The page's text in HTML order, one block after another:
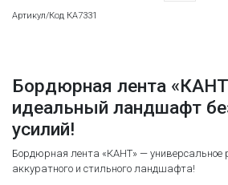
Артикул/Код КА7331
Бордюрная лента
идеальный ландшафт
усилий!
Бордюрная лента «КАНТ» — универсальное
аккуратного и стильного ландшафта!